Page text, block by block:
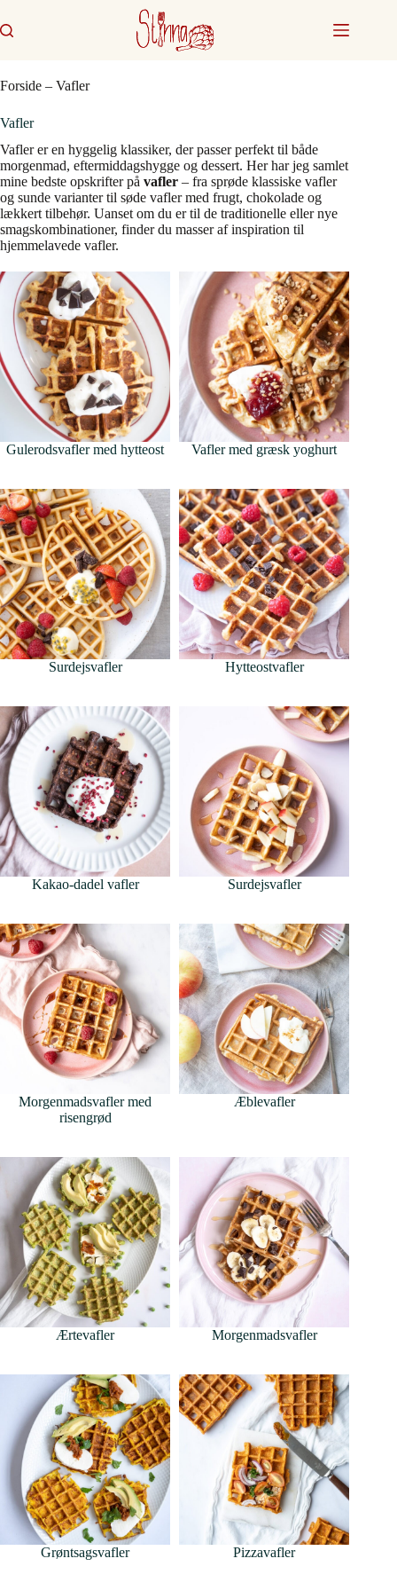
til
indhold
Forside – Vafler
Vafler
Vafler er en hyggelig klassiker, der passer perfekt til både
morgenmad, eftermiddagshygge og dessert. Her har jeg samlet
mine bedste opskrifter på vafler – fra sprøde klassiske vafler
og sunde varianter til søde vafler med frugt, chokolade og
lækkert tilbehør. Uanset om du er til de traditionelle eller nye
smagskombinationer, finder du masser af inspiration til
hjemmelavede vafler.
Gulerodsvafler med hytteost Vafler med græsk yoghurt
Surdejsvafler Hytteostvafler
Kakao-dadel vafler Surdejsvafler
Morgenmadsvafler med
risengrød
Æblevafler
Ærtevafler Morgenmadsvafler
Grøntsagsvafler Pizzavafler